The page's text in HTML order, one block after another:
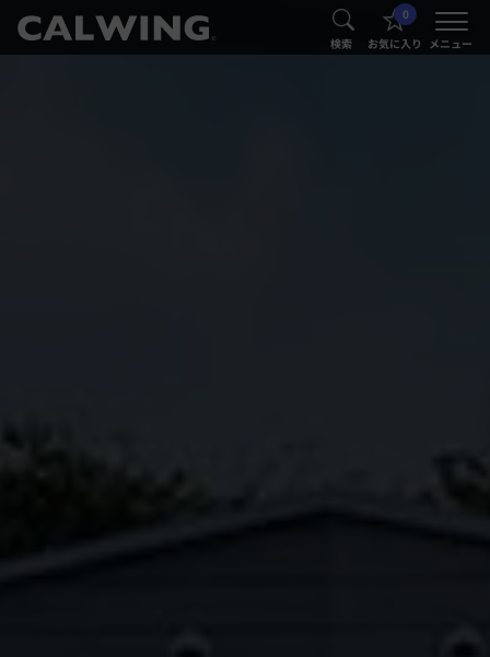
® 検索
0
お気に入り メニュー
®